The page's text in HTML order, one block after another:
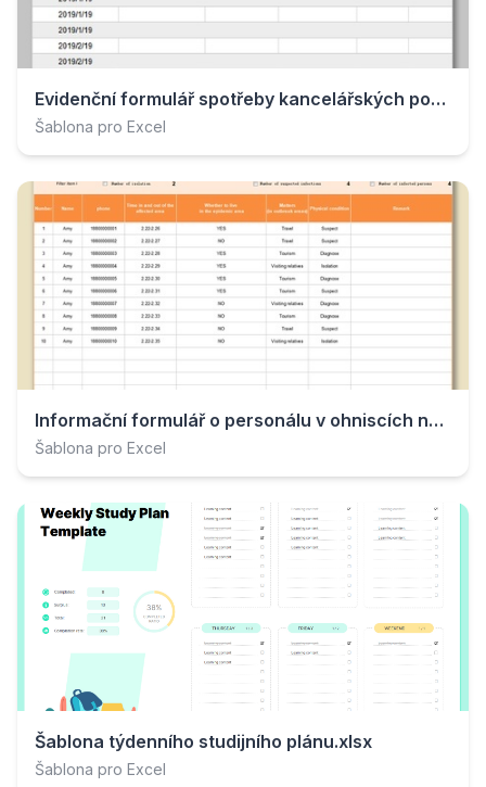
Evidenční formulář spotřeby kancelářských potřeb.xlsx
Šablona pro Excel
Informační formulář o personálu v ohniscích nákazy.xlsx
Šablona pro Excel
Šablona týdenního studijního plánu.xlsx
Šablona pro Excel